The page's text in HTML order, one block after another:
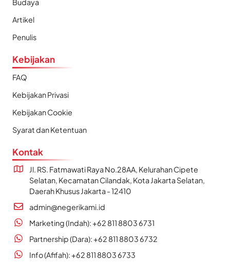
Budaya
Artikel
Penulis
Kebijakan
FAQ
Kebijakan Privasi
Kebijakan Cookie
Syarat dan Ketentuan
Kontak
Jl. RS. Fatmawati Raya No.28AA, Kelurahan Cipete
Selatan, Kecamatan Cilandak, Kota Jakarta Selatan,
Daerah Khusus Jakarta - 12410
admin@negerikami.id
Marketing (Indah): +62 811 8803 6731
Partnership (Dara): +62 811 8803 6732
Info (Afifah): +62 811 8803 6733